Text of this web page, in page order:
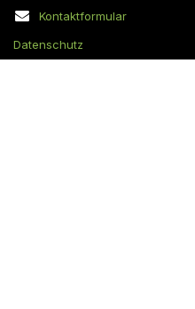
Kontaktformular
Datenschutz